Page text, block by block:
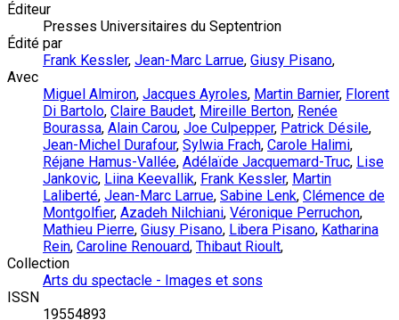
Éditeur
Presses Universitaires du Septentrion
Édité par
Frank Kessler, Jean-Marc Larrue, Giusy Pisano,
Avec
Miguel Almiron, Jacques Ayroles, Martin Barnier, Florent
Di Bartolo, Claire Baudet, Mireille Berton, Renée
Bourassa, Alain Carou, Joe Culpepper, Patrick Désile,
Jean-Michel Durafour, Sylwia Frach, Carole Halimi,
Réjane Hamus-Vallée, Adélaïde Jacquemard-Truc, Lise
Jankovic, Liina Keevallik, Frank Kessler, Martin
Laliberté, Jean-Marc Larrue, Sabine Lenk, Clémence de
Montgolfier, Azadeh Nilchiani, Véronique Perruchon,
Mathieu Pierre, Giusy Pisano, Libera Pisano, Katharina
Rein, Caroline Renouard, Thibaut Rioult,
Collection
Arts du spectacle - Images et sons
ISSN
19554893